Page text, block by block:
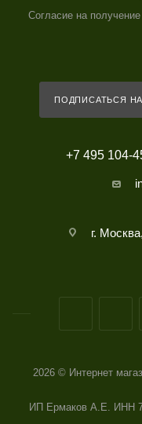
Согласие на
ПОДПИСАТЬСЯ
+7 495 104-
г.
2026 © Интернет
ИП Ермаков А.Е. ИНН